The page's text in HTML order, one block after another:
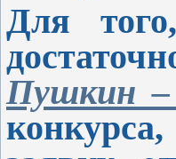
Для
Пушкин –